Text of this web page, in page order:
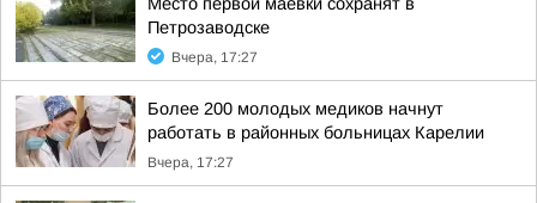
Петрозаводске
Вчера, 17:27
Более 200 молодых медиков начнут
работать в районных больницах Карелии
Вчера, 17:27